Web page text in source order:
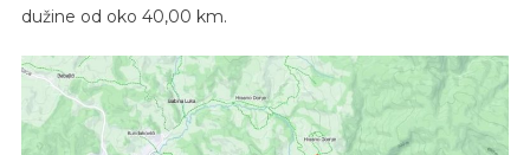
dužine od oko 40,00 km.